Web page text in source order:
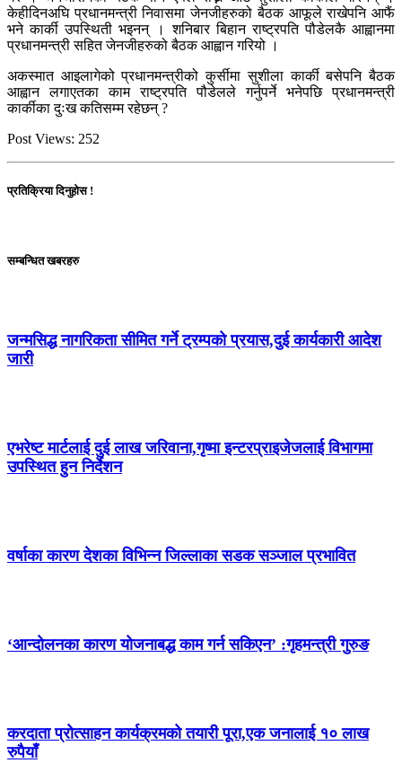
केहीदिनअघि प्रधानमन्त्री निवासमा जेनजीहरुको बैठक आफूले राखेपनि आफैं
भने कार्की उपस्थिती भइनन् । शनिबार बिहान राष्ट्रपति पौडेलकै आह्वानमा
प्रधानमन्त्री सहित जेनजीहरुको बैठक आह्वान गरियो ।
अकस्मात आइलागेको प्रधानमन्त्रीको कुर्सीमा सुशीला कार्की बसेपनि बैठक
आह्वान लगाएतका काम राष्ट्रपति पौडेलले गर्नुपर्ने भनेपछि प्रधानमन्त्री
कार्कीका दुःख कतिसम्म रहेछन् ?
Post Views: 252
प्रतिक्रिया दिनुहोस !
सम्बन्धित खबरहरु
जन्मसिद्ध नागरिकता सीमित गर्ने ट्रम्पको प्रयास,दुई कार्यकारी आदेश
जारी
एभरेष्ट मार्टलाई दुई लाख जरिवाना,गृष्मा इन्टरप्राइजेजलाई विभागमा
उपस्थित हुन निर्देशन
वर्षाका कारण देशका विभिन्न जिल्लाका सडक सञ्जाल प्रभावित
‘आन्दोलनका कारण योजनाबद्ध काम गर्न सकिएन’ :गृहमन्त्री गुरुङ
करदाता प्रोत्साहन कार्यक्रमको तयारी पूरा,एक जनालाई १० लाख
रुपैयाँ